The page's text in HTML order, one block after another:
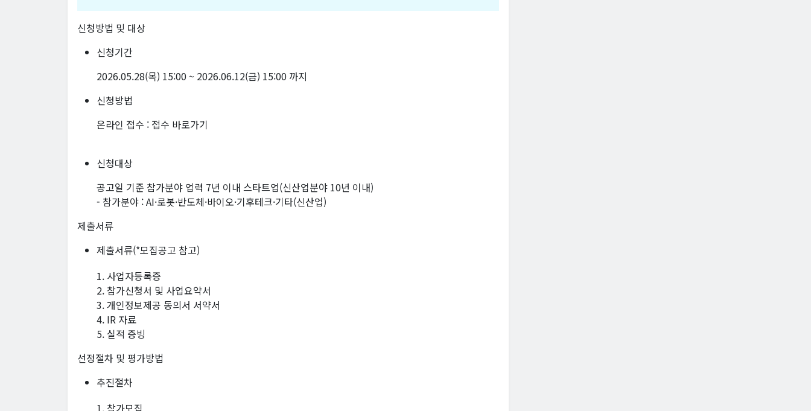
신청방법 및 대상
신청기간
2026.05.28(목) 15:00 ~ 2026.06.12(금) 15:00 까지
신청방법
온라인 접수 : 접수 바로가기
신청대상
공고일 기준 참가분야 업력 7년 이내 스타트업(신산업분야 10년 이내)
- 참가분야 : AI·로봇·반도체·바이오·기후테크·기타(신산업)
제출서류
제출서류(*모집공고 참고)
1. 사업자등록증
2. 참가신청서 및 사업요약서
3. 개인정보제공 동의서 서약서
4. IR 자료
5. 실적 증빙
선정절차 및 평가방법
추진절차
1. 참가모집